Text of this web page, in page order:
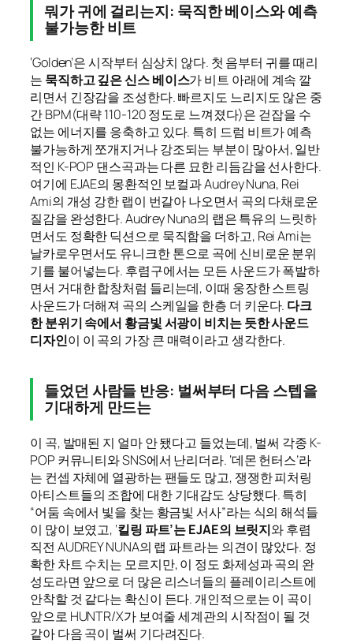
뭐가 귀에 걸리는지: 묵직한 베이스와 예측
불가능한 비트
‘Golden’은 시작부터 심상치 않다. 첫 음부터 귀를 때리
는 묵직하고 깊은 신스 베이스가 비트 아래에 계속 깔
리면서 긴장감을 조성한다. 빠르지도 느리지도 않은 중
간 BPM(대략 110-120 정도로 느껴졌다)은 걷잡을 수
없는 에너지를 응축하고 있다. 특히 드럼 비트가 예측
불가능하게 쪼개지거나 강조되는 부분이 많아서, 일반
적인 K-POP 댄스곡과는 다른 묘한 리듬감을 선사한다.
여기에 EJAE의 몽환적인 보컬과 Audrey Nuna, Rei
Ami의 개성 강한 랩이 번갈아 나오면서 곡의 다채로운
질감을 완성한다. Audrey Nuna의 랩은 특유의 느릿하
면서도 정확한 딕션으로 묵직함을 더하고, Rei Ami는
날카로우면서도 유니크한 톤으로 곡에 신비로운 분위
기를 불어넣는다. 후렴구에서는 모든 사운드가 폭발하
면서 거대한 합창처럼 들리는데, 이때 웅장한 스트링
사운드가 더해져 곡의 스케일을 한층 더 키운다. 다크
한 분위기 속에서 황금빛 서광이 비치는 듯한 사운드
디자인이 이 곡의 가장 큰 매력이라고 생각한다.
들었던 사람들 반응: 벌써부터 다음 스텝을
기대하게 만드는
이 곡, 발매된 지 얼마 안 됐다고 들었는데, 벌써 각종 K-
POP 커뮤니티와 SNS에서 난리더라. ‘데몬 헌터스’라
는 컨셉 자체에 열광하는 팬들도 많고, 쟁쟁한 피처링
아티스트들의 조합에 대한 기대감도 상당했다. 특히
“어둠 속에서 빛을 찾는 황금빛 서사”라는 식의 해석들
이 많이 보였고, ‘킬링 파트’는 EJAE의 브릿지와 후렴
직전 AUDREY NUNA의 랩 파트라는 의견이 많았다. 정
확한 차트 수치는 모르지만, 이 정도 화제성과 곡의 완
성도라면 앞으로 더 많은 리스너들의 플레이리스트에
안착할 것 같다는 확신이 든다. 개인적으로는 이 곡이
앞으로 HUNTR/X가 보여줄 세계관의 시작점이 될 것
같아 다음 곡이 벌써 기다려진다.